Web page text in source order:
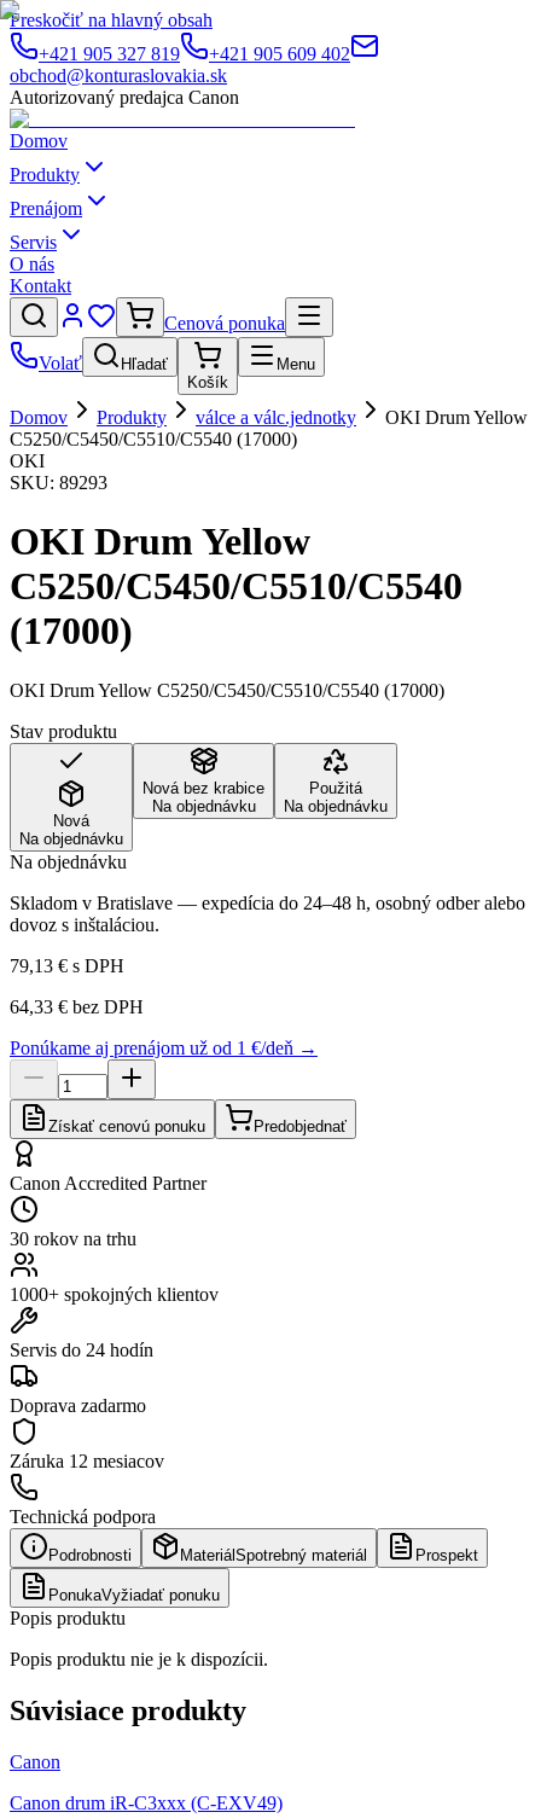
Preskočiť na hlavný obsah
+421 905 327 819
+421 905 609 402
obchod@konturaslovakia.sk
Autorizovaný predajca Canon
Domov
Produkty
Prenájom
Servis
O nás
Kontakt
Cenová ponuka
Volať
Hľadať
Košík
Menu
Domov Produkty válce a válc.jednotky
OKI Drum Yellow
C5250/C5450/C5510/C5540 (17000)
OKI
SKU: 89293
OKI Drum Yellow
C5250/C5450/C5510/C5540
(17000)
OKI Drum Yellow C5250/C5450/C5510/C5540 (17000)
Stav produktu
Nová
Na objednávku
Nová bez krabice
Na objednávku
Použitá
Na objednávku
Na objednávku
Skladom v Bratislave — expedícia do 24–48 h, osobný odber alebo
dovoz s inštaláciou.
79,13 € s DPH
64,33 € bez DPH
Ponúkame aj prenájom už od 1 €/deň →
Získať cenovú ponuku Predobjednať
Canon Accredited Partner
30 rokov na trhu
1000+ spokojných klientov
Servis do 24 hodín
Doprava zadarmo
Záruka 12 mesiacov
Technická podpora
Podrobnosti Materiál Spotrebný materiál Prospekt
PonukaVyžiadať ponuku
Popis produktu
Popis produktu nie je k dispozícii.
Súvisiace produkty
Canon
Canon drum iR-C3xxx (C-EXV49)